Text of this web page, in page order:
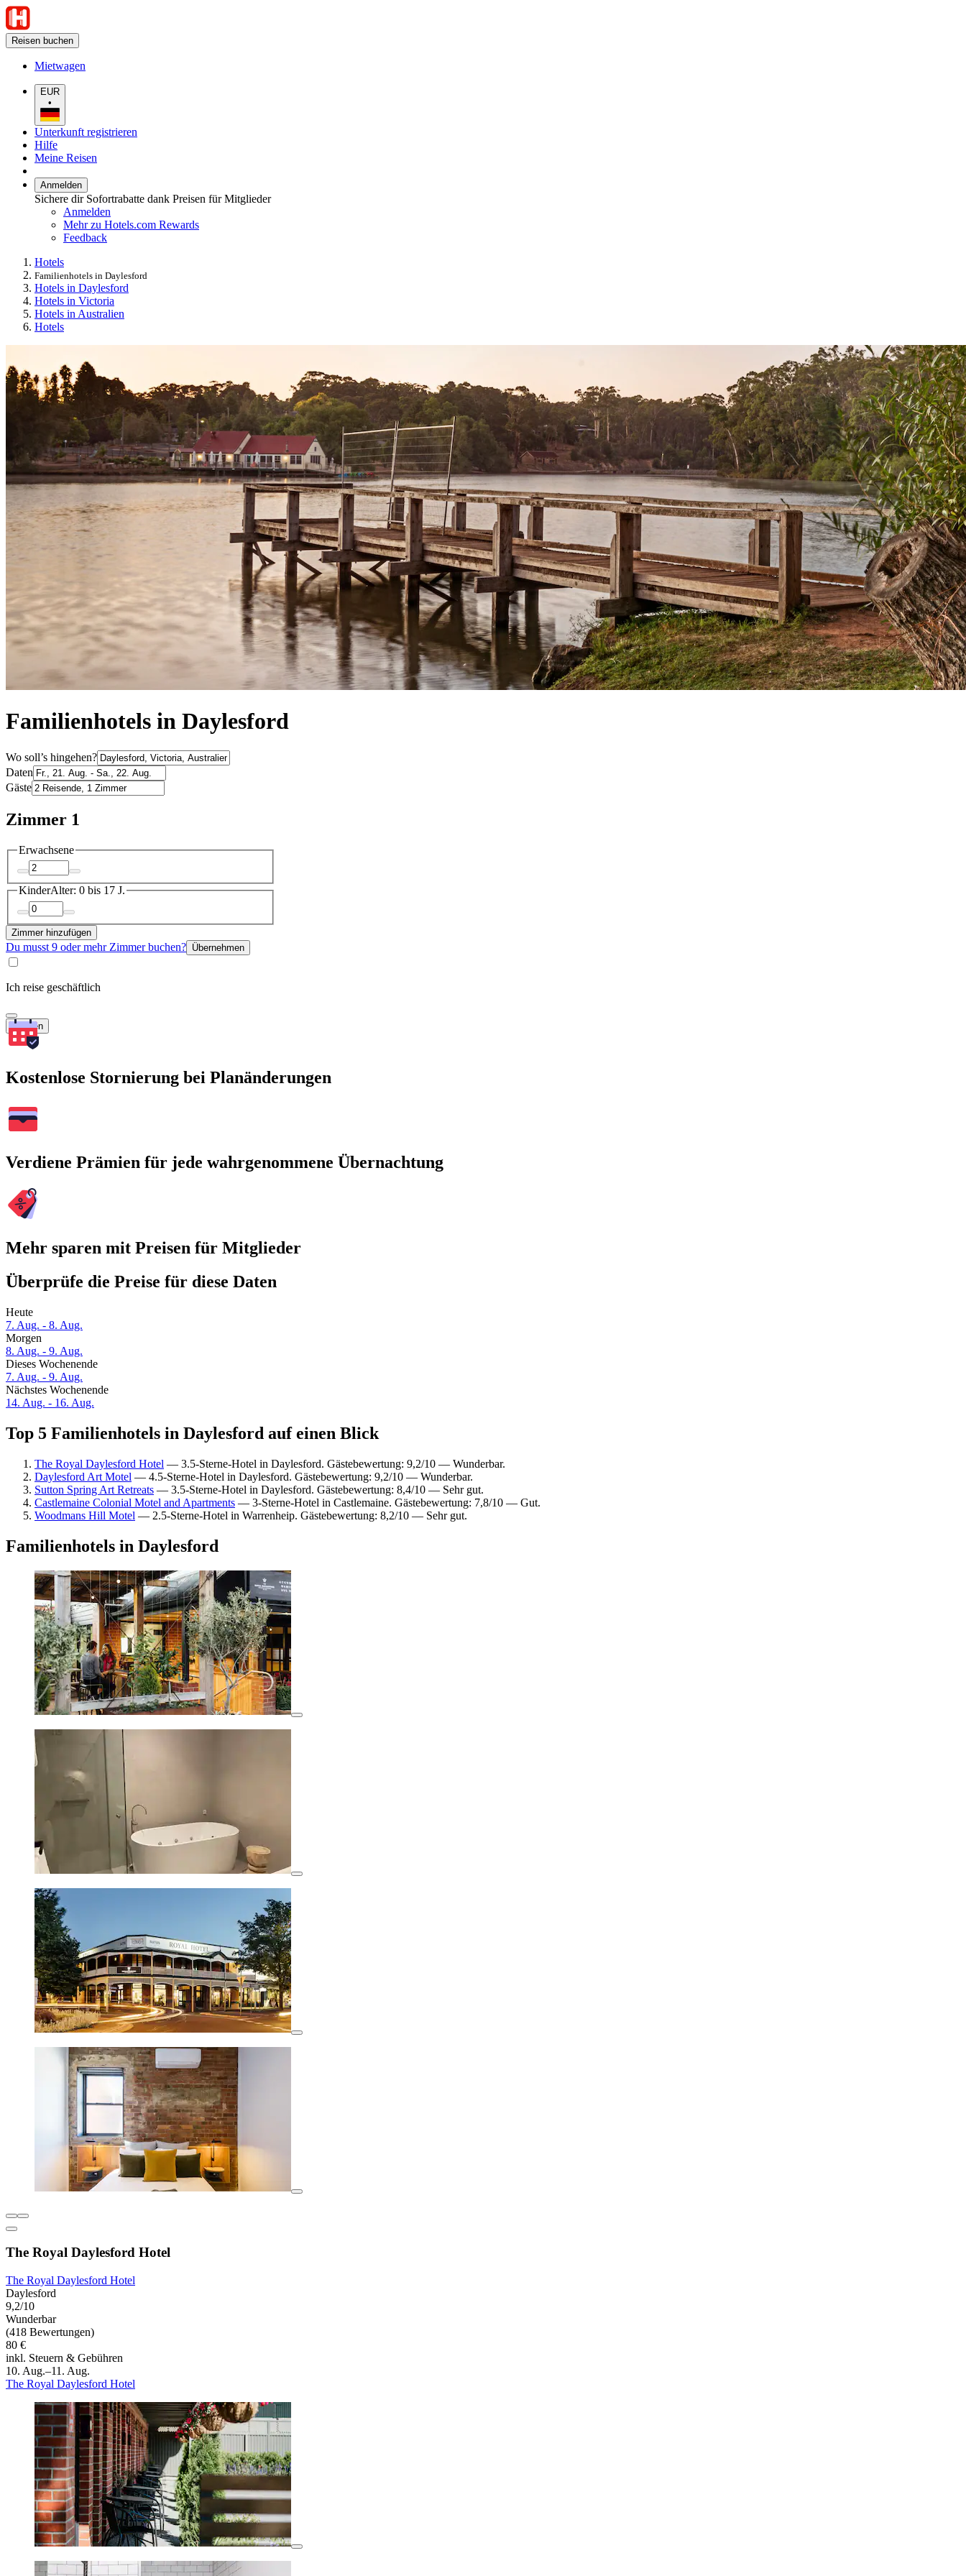
Reisen buchen
Mietwagen
EUR
•
Unterkunft registrieren
Hilfe
Meine Reisen
Anmelden
Sichere dir Sofortrabatte dank Preisen für Mitglieder
Anmelden
Mehr zu Hotels.com Rewards
Feedback
Hotels
Familienhotels in Daylesford
Hotels in Daylesford
Hotels in Victoria
Hotels in Australien
Hotels
Familienhotels in Daylesford
Wo soll’s hingehen?
Daten
Gäste
Zimmer 1
Erwachsene
KinderAlter: 0 bis 17 J.
Zimmer hinzufügen
Du musst 9 oder mehr Zimmer buchen? Übernehmen
Ich reise geschäftlich
Suchen
Kostenlose Stornierung bei Planänderungen
Verdiene Prämien für jede wahrgenommene Übernachtung
Mehr sparen mit Preisen für Mitglieder
Überprüfe die Preise für diese Daten
Heute
7. Aug. - 8. Aug.
Morgen
8. Aug. - 9. Aug.
Dieses Wochenende
7. Aug. - 9. Aug.
Nächstes Wochenende
14. Aug. - 16. Aug.
Top 5 Familienhotels in Daylesford auf einen Blick
The Royal Daylesford Hotel — 3.5-Sterne-Hotel in Daylesford. Gästebewertung: 9,2/10 — Wunderbar.
Daylesford Art Motel — 4.5-Sterne-Hotel in Daylesford. Gästebewertung: 9,2/10 — Wunderbar.
Sutton Spring Art Retreats — 3.5-Sterne-Hotel in Daylesford. Gästebewertung: 8,4/10 — Sehr gut.
Castlemaine Colonial Motel and Apartments — 3-Sterne-Hotel in Castlemaine. Gästebewertung: 7,8/10 — Gut.
Woodmans Hill Motel — 2.5-Sterne-Hotel in Warrenheip. Gästebewertung: 8,2/10 — Sehr gut.
Familienhotels in Daylesford
The Royal Daylesford Hotel
The Royal Daylesford Hotel
Daylesford
9,2/10
Wunderbar
(418 Bewertungen)
80 €
inkl. Steuern & Gebühren
10. Aug.–11. Aug.
The Royal Daylesford Hotel